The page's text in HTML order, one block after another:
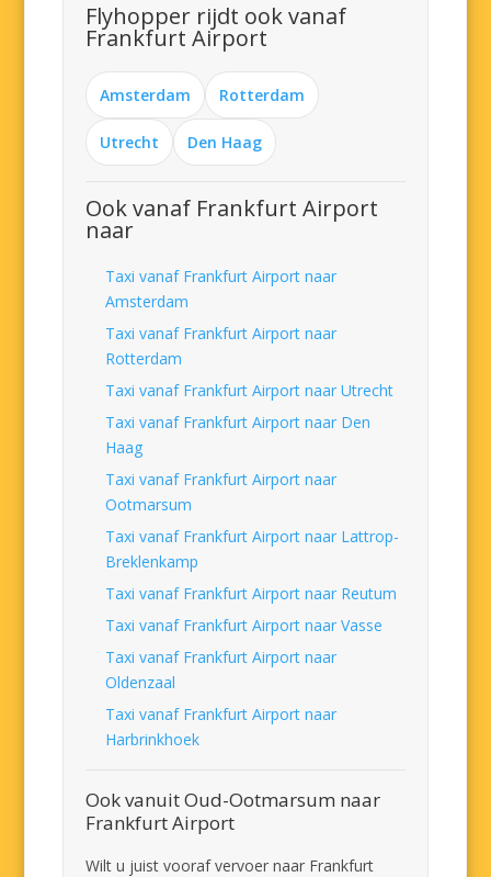
Flyhopper rijdt ook vanaf
Frankfurt Airport
Amsterdam Rotterdam
Utrecht Den Haag
Ook vanaf Frankfurt Airport
naar
Taxi vanaf Frankfurt Airport naar
Amsterdam
Taxi vanaf Frankfurt Airport naar
Rotterdam
Taxi vanaf Frankfurt Airport naar Utrecht
Taxi vanaf Frankfurt Airport naar Den
Haag
Taxi vanaf Frankfurt Airport naar
Ootmarsum
Taxi vanaf Frankfurt Airport naar Lattrop-
Breklenkamp
Taxi vanaf Frankfurt Airport naar Reutum
Taxi vanaf Frankfurt Airport naar Vasse
Taxi vanaf Frankfurt Airport naar
Oldenzaal
Taxi vanaf Frankfurt Airport naar
Harbrinkhoek
Ook vanuit Oud-Ootmarsum naar
Frankfurt Airport
Wilt u juist vooraf vervoer naar Frankfurt